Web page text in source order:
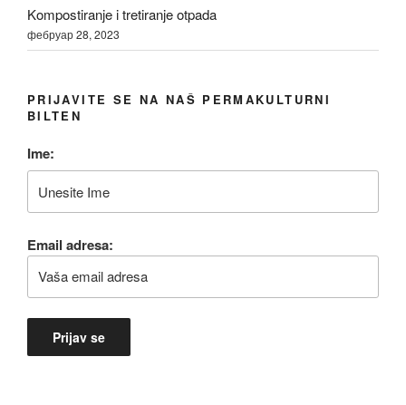
Kompostiranje i tretiranje otpada
фебруар 28, 2023
PRIJAVITE SE NA NAŠ PERMAKULTURNI
BILTEN
Ime:
Email adresa: